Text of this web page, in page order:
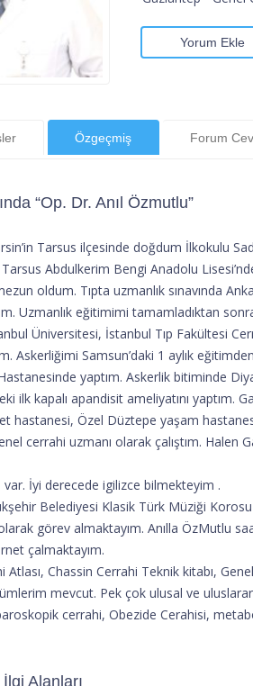
Yorum Ekle
Özgeçmiş Forum
“Op. Dr. Anıl Özmutlu”
Tarsus ilçesinde doğdum İlkokulu
Abdulkerim Bengi Anadolu
oldum. Tıpta uzmanlık sınavında
Uzmanlık eğitimimi tamamladıktan
Üniversitesi, İstanbul Tıp Fakültesi
Askerliğimi Samsun’daki 1 aylık
yaptım. Askerlik bitiminde
ilk kapalı apandisit ameliyatını yaptım.
hastanesi, Özel Düztepe yaşam
cerrahi uzmanı olarak çalıştım.
var. İyi derecede igilizce bilmekteyim .
Belediyesi Klasik Türk Müziği
görev almaktayım. Anılla ÖzMutlu
çalmaktayım.
Atlası, Chassin Cerrahi Teknik kitabı,
mevcut. Pek çok ulusal ve
cerrahi, Obezide Cerahisi,
Alanları